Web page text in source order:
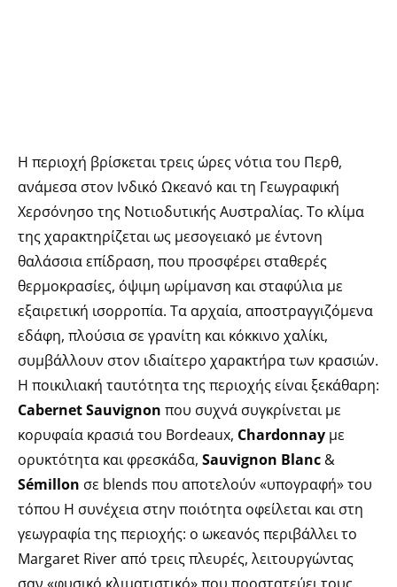
Η περιοχή βρίσκεται τρεις ώρες νότια του Περθ,
ανάμεσα στον Ινδικό Ωκεανό και τη Γεωγραφική
Χερσόνησο της Νοτιοδυτικής Αυστραλίας. Το κλίμα
της χαρακτηρίζεται ως μεσογειακό με έντονη
θαλάσσια επίδραση, που προσφέρει σταθερές
θερμοκρασίες, όψιμη ωρίμανση και σταφύλια με
εξαιρετική ισορροπία. Τα αρχαία, αποστραγγιζόμενα
εδάφη, πλούσια σε γρανίτη και κόκκινο χαλίκι,
συμβάλλουν στον ιδιαίτερο χαρακτήρα των κρασιών.
Η ποικιλιακή ταυτότητα της περιοχής είναι ξεκάθαρη:
Cabernet Sauvignon που συχνά συγκρίνεται με
κορυφαία κρασιά του Bordeaux, Chardonnay με
ορυκτότητα και φρεσκάδα, Sauvignon Blanc &
Sémillon σε blends που αποτελούν «υπογραφή» του
τόπου Η συνέχεια στην ποιότητα οφείλεται και στη
γεωγραφία της περιοχής: ο ωκεανός περιβάλλει το
Margaret River από τρεις πλευρές, λειτουργώντας